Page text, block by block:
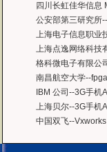
四川长虹佳华信息
公安部第三研究所
上海电子信息职业
上海点逸网络科技
格科微电子有限公
南昌航空大学--
IBM 公司--3G手机
上海贝尔--3G手机
中国双飞--